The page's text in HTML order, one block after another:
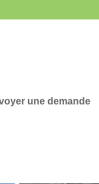
une demande